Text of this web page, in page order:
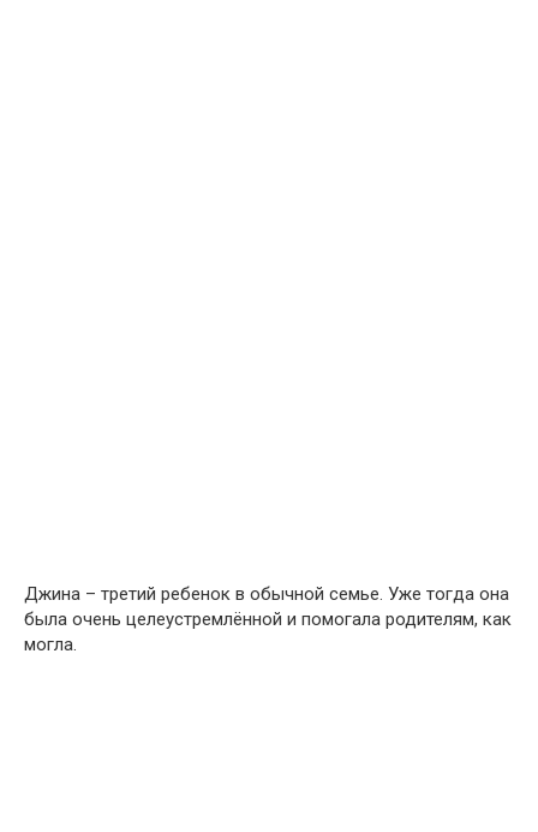
Джина – третий ребенок в обычной семье. Уже тогда она
была очень целеустремлённой и помогала родителям, как
могла.